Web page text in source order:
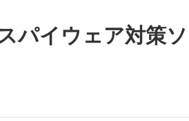
パイウェア対策